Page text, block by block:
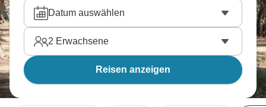
Datum auswählen
2 Erwachsene
Reisen anzeigen